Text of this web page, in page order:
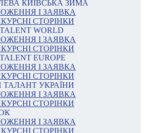
КИЇВСЬКА ЗИМА
І ЗАЯВКА
СТОРІНКИ
WORLD
І ЗАЯВКА
СТОРІНКИ
EUROPE
І ЗАЯВКА
СТОРІНКИ
ТАЛАНТ УКРАЇНИ
І ЗАЯВКА
СТОРІНКИ
І ЗАЯВКА
СТОРІНКИ